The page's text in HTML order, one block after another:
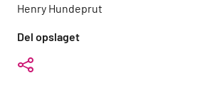
Del opslaget
Henry Hundeprut